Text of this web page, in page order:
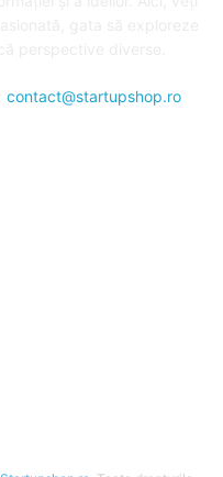
contact@startupshop.ro